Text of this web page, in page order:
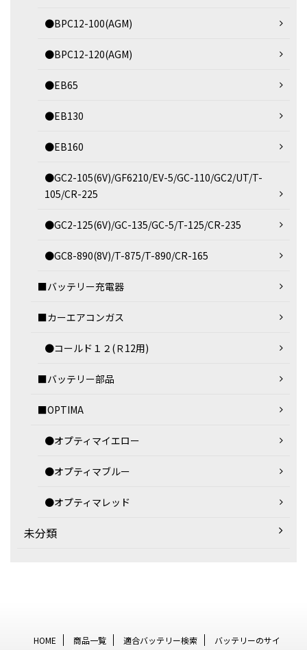
●BPC12-100(AGM)
●BPC12-120(AGM)
●EB65
●EB130
●EB160
●GC2-105(6V)/GF6210/EV-5/GC-110/GC2/UT/T-
105/CR-225
●GC2-125(6V)/GC-135/GC-5/T-125/CR-235
●GC8-890(8V)/T-875/T-890/CR-165
■バッテリー充電器
■カーエアコンガス
●コールド１２(Ｒ12用)
■バッテリー部品
■OPTIMA
●オプティマイエロー
●オプティマブルー
●オプティマレッド
未分類
HOME 商品一覧 適合バッテリー検索
バッテリーのサイ